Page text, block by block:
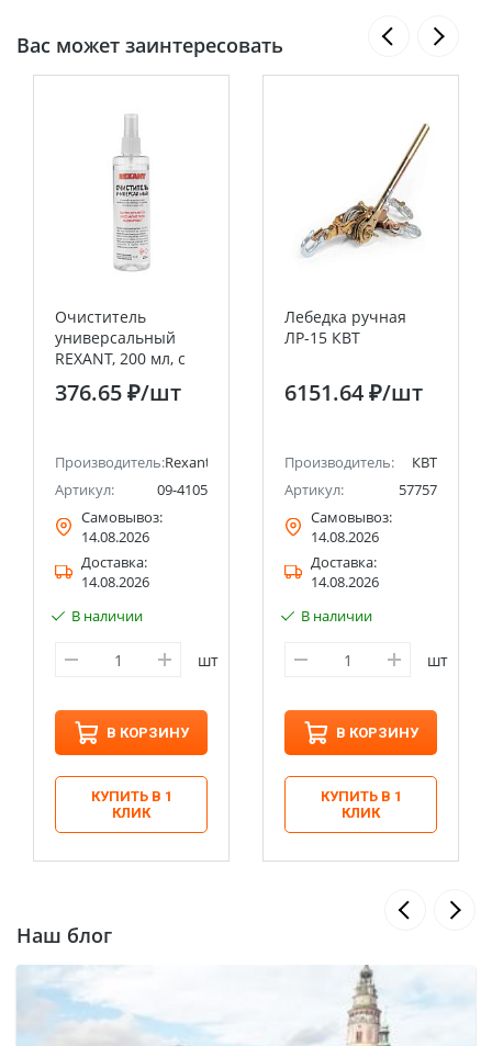
Вас может заинтересовать
Очиститель
универсальный
REXANT, 200 мл, с
распылителем
(Абсолютированный
376.65 ₽/шт
Производитель:Rexant
Артикул:
09-4105
Самовывоз:
14.08.2026
Доставка:
14.08.2026
В наличии
шт
В КОРЗИНУ
КУПИТЬ В 1
КЛИК
Лебедка ручная
ЛР-15 КВТ
6151.64 ₽/шт
Производитель:
КВТ
Артикул:
57757
Самовывоз:
14.08.2026
Доставка:
14.08.2026
В наличии
шт
В КОРЗИНУ
КУПИТЬ В 1
КЛИК
Наш блог